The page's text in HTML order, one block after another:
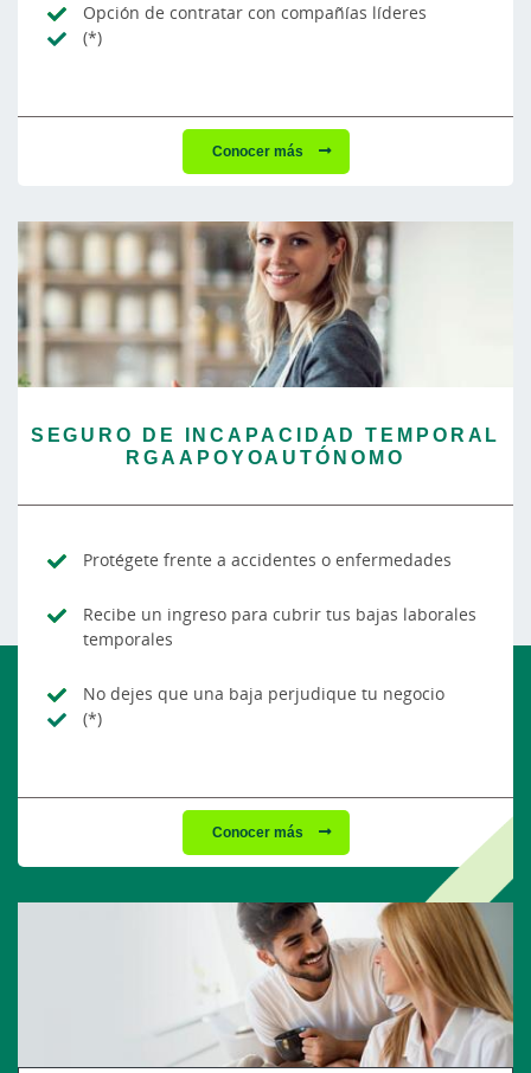
Opción de contratar con compañías líderes
(*)
Conocer más
SEGURO DE INCAPACIDAD TEMPORAL
RGAAPOYOAUTÓNOMO
Protégete frente a accidentes o enfermedades
Recibe un ingreso para cubrir tus bajas laborales
temporales
No dejes que una baja perjudique tu negocio
(*)
Conocer más